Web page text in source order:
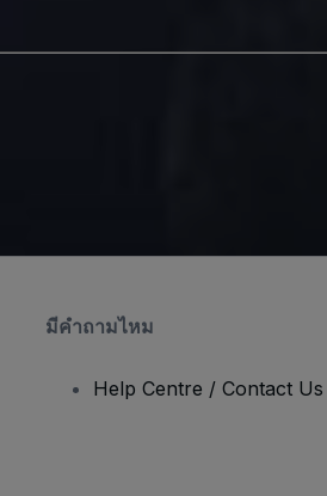
มีคําถามไหม
Help Centre / Contact Us